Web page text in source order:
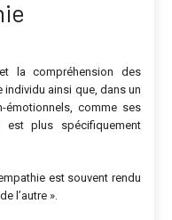
la compréhension des
individu ainsi que, dans un
comme ses
plus spécifiquement
est souvent rendu
l’autre ».